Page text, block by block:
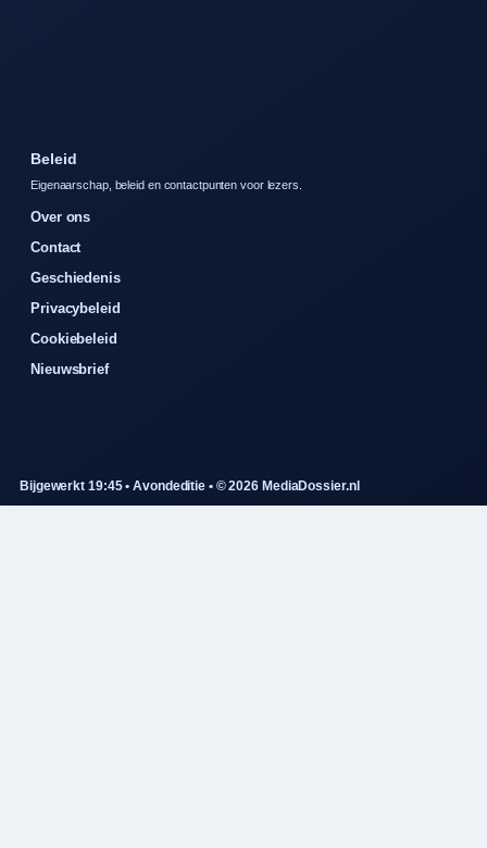
Beleid
Eigenaarschap, beleid en contactpunten voor lezers.
Over ons
Contact
Geschiedenis
Privacybeleid
Cookiebeleid
Nieuwsbrief
Bijgewerkt 19:45 • Avondeditie • © 2026 MediaDossier.nl